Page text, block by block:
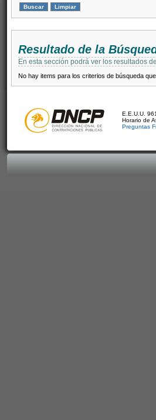
Resultado de la
En esta sección podrá ver los resultados
No hay items para los criterios de búsqueda que
E.E.U.U.
Horario de
Preguntas